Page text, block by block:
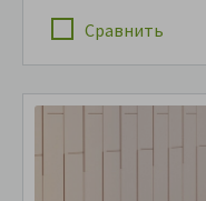
Сравнить